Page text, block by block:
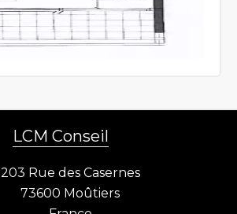
LCM Conseil
203 Rue des Casernes
73600 Moûtiers